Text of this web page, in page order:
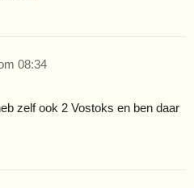
08:34
zelf ook 2 Vostoks en ben daar